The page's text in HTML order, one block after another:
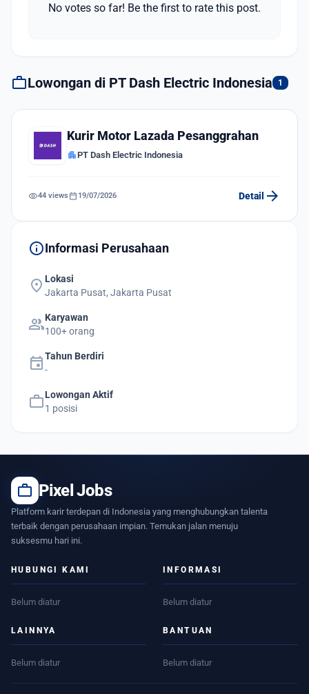
No votes so far! Be the first to rate this post.
workLowongan di PT Dash Electric Indonesia 1
Kurir Motor Lazada Pesanggrahan
apartmentPT Dash Electric Indonesia
visibility44 views calendar_today 19/07/2026 Detail arrow_forward
infoInformasi Perusahaan
location_on Lokasi
Jakarta Pusat, Jakarta Pusat
groupKaryawan
100+ orang
eventTahun Berdiri
-
workLowongan Aktif
1 posisi
work Pixel Jobs
Platform karir terdepan di Indonesia yang menghubungkan talenta
terbaik dengan perusahaan impian. Temukan jalan menuju
suksesmu hari ini.
HUBUNGI KAMI
Belum diatur
INFORMASI
Belum diatur
LAINNYA
Belum diatur
BANTUAN
Belum diatur